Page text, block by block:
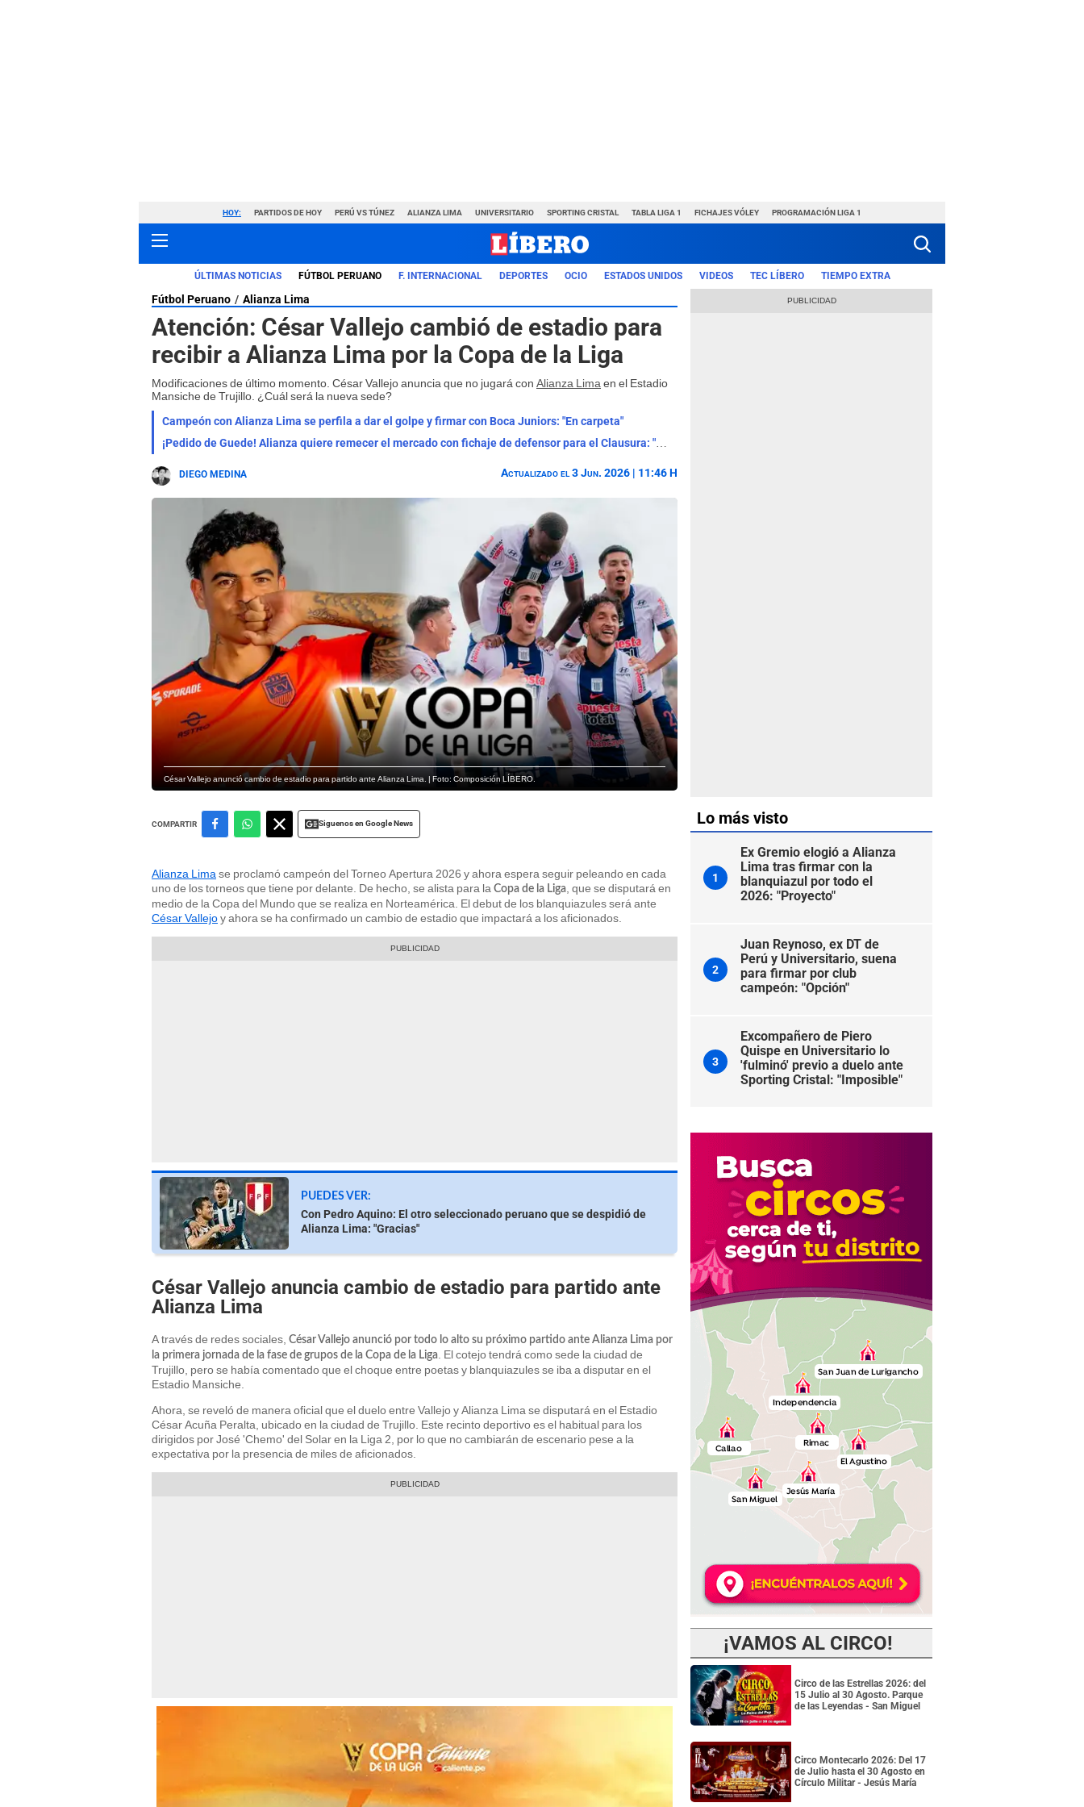
HOY: PARTIDOS DE HOY PERÚ VS TÚNEZ ALIANZA LIMA UNIVERSITARIO SPORTING CRISTAL TABLA LIGA 1 FICHAJES VÓLEY PROGRAMACIÓN LIGA 1
ÚLTIMAS NOTICIAS FÚTBOL PERUANO F. INTERNACIONAL DEPORTES OCIO ESTADOS UNIDOS VIDEOS TEC LÍBERO TIEMPO EXTRA
Fútbol Peruano Alianza Lima
Atención: César Vallejo cambió de estadio para
recibir a Alianza Lima por la Copa de la Liga
Modificaciones de último momento. César Vallejo anuncia que no jugará con Alianza Lima en el Estadio
Mansiche de Trujillo. ¿Cuál será la nueva sede?
Campeón con Alianza Lima se perfila a dar el golpe y firmar con Boca Juniors: "En carpeta"
¡Pedido de Guede! Alianza quiere remecer el mercado con fichaje de defensor para el Clausura: "Especial"
DIEGO MEDINA Actualizado el 3 Jun. 2026 | 11:46 H
César Vallejo anunció cambio de estadio para partido ante Alianza Lima. | Foto: Composición LÍBERO.
COMPARTIR Siguenos en Google News
Alianza Lima se proclamó campeón del Torneo Apertura 2026 y ahora espera seguir peleando en cada
uno de los torneos que tiene por delante. De hecho, se alista para la Copa de la Liga , que se disputará en
medio de la Copa del Mundo que se realiza en Norteamérica. El debut de los blanquiazules será ante
César Vallejoy ahora se ha confirmado un cambio de estadio que impactará a los aficionados.
PUEDES VER:
Con Pedro Aquino: El otro seleccionado peruano que se despidió de
Alianza Lima: "Gracias"
César Vallejo anuncia cambio de estadio para partido ante
Alianza Lima
A través de redes sociales, César Vallejo anunció por todo lo alto su próximo partido ante Alianza Lima por
la primera jornada de la fase de grupos de la Copa de la Liga. El cotejo tendrá como sede la ciudad de
Trujillo, pero se había comentado que el choque entre poetas y blanquiazules se iba a disputar en el
Estadio Mansiche.
Ahora, se reveló de manera oficial que el duelo entre Vallejo y Alianza Lima se disputará en el Estadio
César Acuña Peralta, ubicado en la ciudad de Trujillo. Este recinto deportivo es el habitual para los
dirigidos por José 'Chemo' del Solar en la Liga 2, por lo que no cambiarán de escenario pese a la
expectativa por la presencia de miles de aficionados.
Lo más visto
1
Ex Gremio elogió a Alianza
Lima tras firmar con la
blanquiazul por todo el
2026: "Proyecto"
2
Juan Reynoso, ex DT de
Perú y Universitario, suena
para firmar por club
campeón: "Opción"
3
Excompañero de Piero
Quispe en Universitario lo
'fulminó' previo a duelo ante
Sporting Cristal: "Imposible"
¡VAMOS AL CIRCO!
Circo de las Estrellas 2026: del
15 Julio al 30 Agosto. Parque
de las Leyendas - San Miguel
Circo Montecarlo 2026: Del 17
de Julio hasta el 30 Agosto en
Círculo Militar - Jesús María